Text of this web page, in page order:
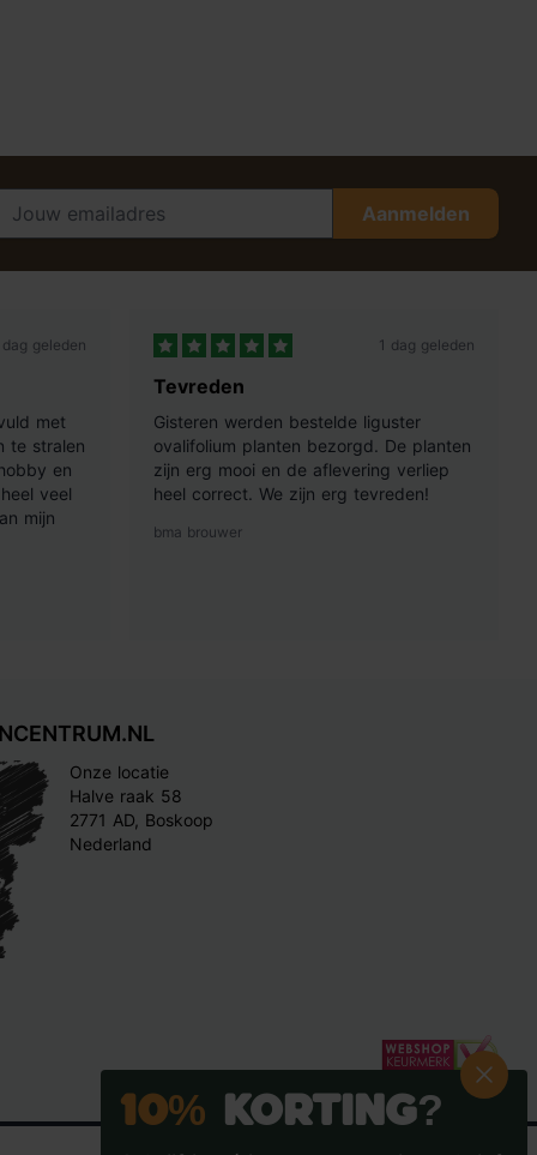
Aanmelden
dag geleden
met
te stralen
en
veel
mijn
1 dag geleden
Tevreden
Gisteren werden bestelde liguster
ovalifolium planten bezorgd. De planten
zijn erg mooi en de aflevering verliep
heel correct. We zijn erg tevreden!
bma brouwer
Onze locatie
Halve raak 58
2771 AD, Boskoop
Nederland
10% Korting?